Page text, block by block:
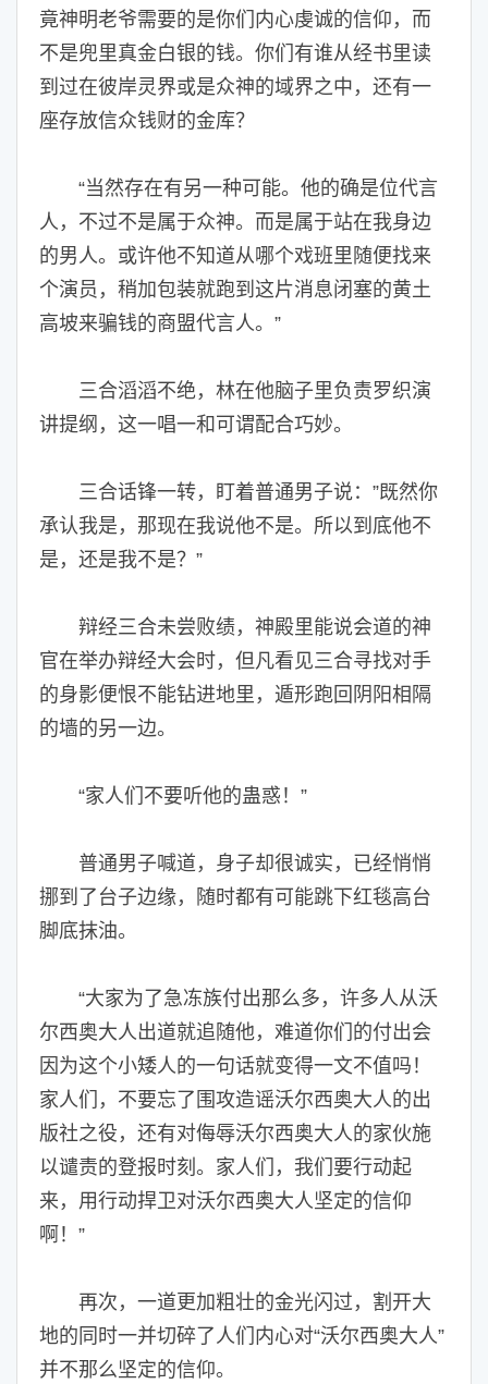
竟神明老爷需要的是你们内心虔诚的信仰，而
不是兜里真金白银的钱。你们有谁从经书里读
到过在彼岸灵界或是众神的域界之中，还有一
座存放信众钱财的金库？
“当然存在有另一种可能。他的确是位代言
人，不过不是属于众神。而是属于站在我身边
的男人。或许他不知道从哪个戏班里随便找来
个演员，稍加包装就跑到这片消息闭塞的黄土
高坡来骗钱的商盟代言人。”
三合滔滔不绝，林在他脑子里负责罗织演
讲提纲，这一唱一和可谓配合巧妙。
三合话锋一转，盯着普通男子说：”既然你
承认我是，那现在我说他不是。所以到底他不
是，还是我不是？”
辩经三合未尝败绩，神殿里能说会道的神
官在举办辩经大会时，但凡看见三合寻找对手
的身影便恨不能钻进地里，遁形跑回阴阳相隔
的墙的另一边。
“家人们不要听他的蛊惑！”
普通男子喊道，身子却很诚实，已经悄悄
挪到了台子边缘，随时都有可能跳下红毯高台
脚底抹油。
“大家为了急冻族付出那么多，许多人从沃
尔西奥大人出道就追随他，难道你们的付出会
因为这个小矮人的一句话就变得一文不值吗！
家人们，不要忘了围攻造谣沃尔西奥大人的出
版社之役，还有对侮辱沃尔西奥大人的家伙施
以谴责的登报时刻。家人们，我们要行动起
来，用行动捍卫对沃尔西奥大人坚定的信仰
啊！”
再次，一道更加粗壮的金光闪过，割开大
地的同时一并切碎了人们内心对“沃尔西奥大人”
并不那么坚定的信仰。